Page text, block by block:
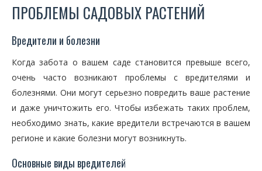
ПРОБЛЕМЫ САДОВЫХ РАСТЕНИЙ
Вредители и болезни
Когда забота о вашем саде становится превыше всего,
очень часто возникают проблемы с вредителями и
болезнями. Они могут серьезно повредить ваше растение
и даже уничтожить его. Чтобы избежать таких проблем,
необходимо знать, какие вредители встречаются в вашем
регионе и какие болезни могут возникнуть.
Основные виды вредителей